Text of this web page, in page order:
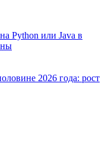
Python или Java в
2026 года: рост